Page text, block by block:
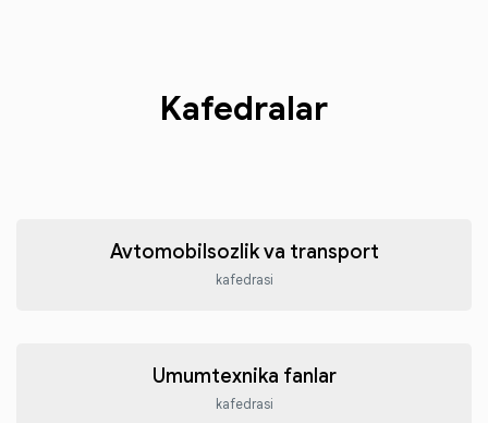
Kafedralar
Avtomobilsozlik va transport
kafedrasi
Umumtexnika fanlar
kafedrasi